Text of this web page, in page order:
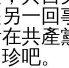
另一
共產
吧。